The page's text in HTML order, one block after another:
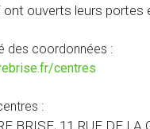
ont ouverts leurs portes
des coordonnées :
centres
: